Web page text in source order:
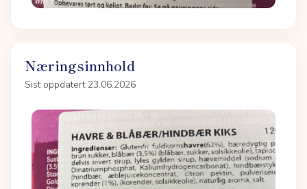
Næringsinnhold
Sist oppdatert 23.06.2026